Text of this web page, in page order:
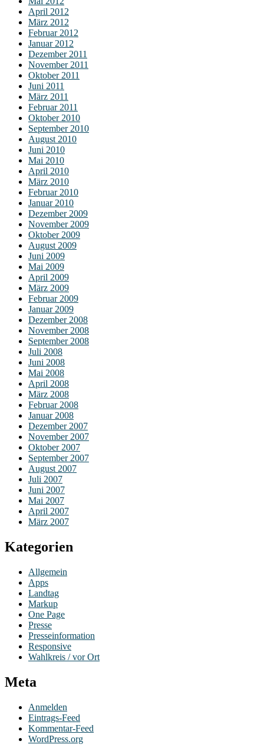
April 2012
März 2012
Februar 2012
Januar 2012
Dezember 2011
November 2011
Oktober 2011
Juni 2011
März 2011
Februar 2011
Oktober 2010
September 2010
August 2010
Juni 2010
Mai 2010
April 2010
März 2010
Februar 2010
Januar 2010
Dezember 2009
November 2009
Oktober 2009
August 2009
Juni 2009
Mai 2009
April 2009
März 2009
Februar 2009
Januar 2009
Dezember 2008
November 2008
September 2008
Juli 2008
Juni 2008
Mai 2008
April 2008
März 2008
Februar 2008
Januar 2008
Dezember 2007
November 2007
Oktober 2007
September 2007
August 2007
Juli 2007
Juni 2007
Mai 2007
April 2007
März 2007
Kategorien
Allgemein
Apps
Landtag
Markup
One Page
Presse
Presseinformation
Responsive
Wahlkreis / vor Ort
Meta
Anmelden
Eintrags-Feed
Kommentar-Feed
WordPress.org